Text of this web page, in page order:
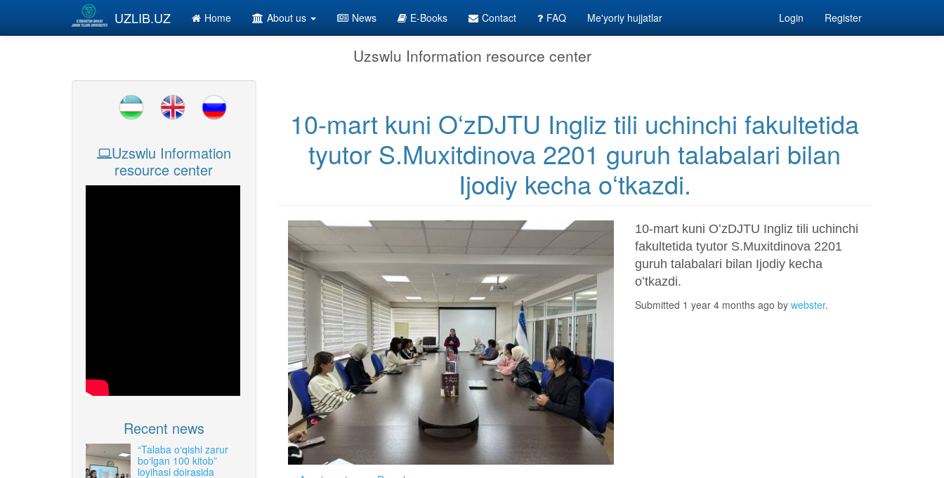
Skip to main content
UZLIB.UZ Home About us News E-Books Contact FAQ Me'yoriy hujjatlar Login Register
Uzswlu Information resource center
10-mart kuni OʻzDJTU Ingliz tili uchinchi fakultetida
tyutor S.Muxitdinova 2201 guruh talabalari bilan
Ijodiy kecha oʻtkazdi.
10-mart kuni OʻzDJTU Ingliz tili uchinchi
fakultetida tyutor S.Muxitdinova 2201
guruh talabalari bilan Ijodiy kecha
oʻtkazdi.
Submitted 1 year 4 months ago by webster.
Uzswlu Information
resource center
Recent news
“Talaba o‘qishi zarur
bo‘lgan 100 kitob”
loyihasi doirasida